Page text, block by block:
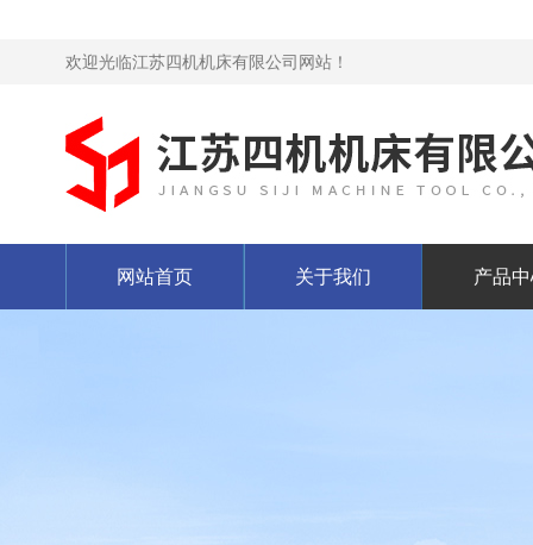
欢迎光临江苏四机机床有限公司网站！
网站首页 关于我们 产品